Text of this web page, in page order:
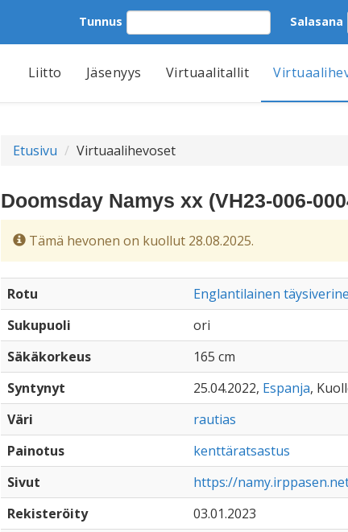
Tunnus Salasana
Liitto Jäsenyys Virtuaalitallit
Etusivu Virtuaalihevoset
Doomsday Namys xx (VH23-006-
Tämä hevonen on kuollut 28.08.2025.
Rotu
Englantilainen
Sukupuoli
ori
Säkäkorkeus
165 cm
Syntynyt
25.04.2022, Espanja,
Väri
rautias
Painotus
kenttäratsastus
Sivut
https://
Rekisteröity
03.01.2023